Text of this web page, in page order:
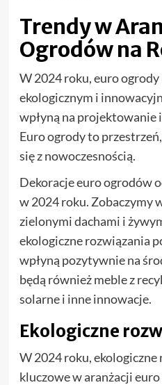
Trendy w
Ogrodów na
W 2024 roku, euro ogrody
ekologicznym i
wpłyną na projektowanie
Euro ogrody to
się z nowoczesnością.
Dekoracje euro ogrodów
w 2024 roku. Zobaczymy
zielonymi dachami i
ekologiczne rozwiązania
wpłyną pozytywnie na
będą również meble z
solarne i inne innowacje.
Ekologiczne
W 2024 roku, ekologiczne
kluczowe w aranżacji